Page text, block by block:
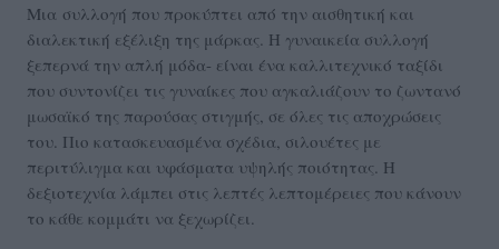
Μια συλλογή που προκύπτει από την αισθητική και
διαλεκτική εξέλιξη της μάρκας. Η γυναικεία συλλογή
ξεπερνά την απλή μόδα- είναι ένα καλλιτεχνικό ταξίδι
που συντονίζει τις γυναίκες που αγκαλιάζουν το ζωντανό
μωσαϊκό της παρούσας στιγμής, σε όλες τις αποχρώσεις
του. Πιο κατασκευασμένα σχέδια, σιλουέτες με
περιτύλιγμα και υφάσματα υψηλής ποιότητας. Η
δεξιοτεχνία λάμπει στις λεπτές λεπτομέρειες που κάνουν
το κάθε κομμάτι να ξεχωρίζει.